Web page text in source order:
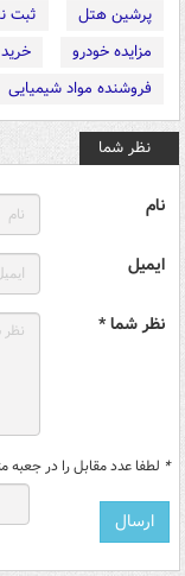
پرشین هتل
ثبت
مزایده خودرو
فروشنده مواد شیمیایی
نظر شما
نام
ایمیل
نظر شما *
* لطفا عدد مقابل را در جعبه